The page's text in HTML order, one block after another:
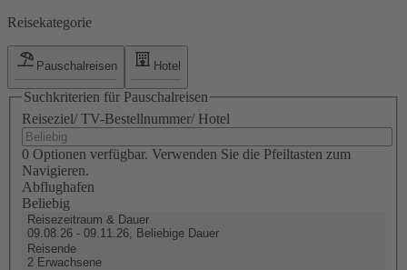
Reisekategorie
Pauschalreisen Hotel
Suchkriterien für Pauschalreisen
Reiseziel/ TV-Bestellnummer/ Hotel
0 Optionen verfügbar. Verwenden Sie die Pfeiltasten zum
Navigieren.
Abflughafen
Beliebig
Reisezeitraum & Dauer
09.08.26 - 09.11.26, Beliebige Dauer
Reisende
2 Erwachsene